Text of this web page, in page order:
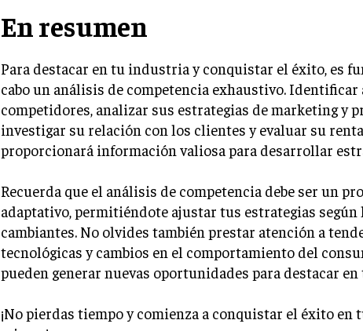
En resumen
Para destacar en tu industria y conquistar el éxito, es
cabo un análisis de competencia exhaustivo. Identificar
competidores, analizar sus estrategias de marketing y
investigar su relación con los clientes y evaluar su
proporcionará información valiosa para desarrollar
Recuerda que el análisis de competencia debe ser un
adaptativo, permitiéndote ajustar tus estrategias
cambiantes. No olvides también prestar atención a
tecnológicas y cambios en el comportamiento del
pueden generar nuevas oportunidades para destacar
¡No pierdas tiempo y comienza a conquistar el éxito